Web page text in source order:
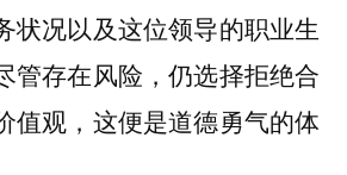
状况以及这位领导的职业生
管存在风险，仍选择拒绝合
值观，这便是道德勇气的体